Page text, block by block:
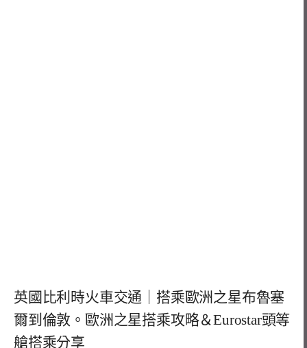
英國比利時火車交通｜搭乘歐洲之星布魯塞
爾到倫敦。歐洲之星搭乘攻略＆Eurostar頭等
艙搭乘分享